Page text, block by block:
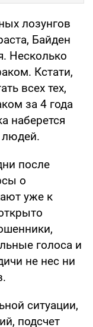
лозунгов
Байден
Несколько
Кстати,
всех тех,
за 4 года
наберется
людей.
после
о
уже к
голоса и
не нес ни
ситуации,
подсчет